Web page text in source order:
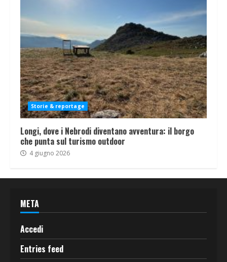
Storie & reportage
Longi, dove i Nebrodi diventano avventura: il borgo
che punta sul turismo outdoor
4 giugno 2026
META
Accedi
Entries feed